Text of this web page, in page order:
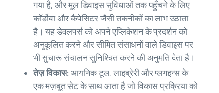
गया है, और मूल डिवाइस सुविधाओं तक पहुँचने के लिए
कॉर्डोवा और कैपेसिटर जैसी तकनीकों का लाभ उठाता
है। यह डेवलपर्स को अपने एप्लिकेशन के प्रदर्शन को
अनुकूलित करने और सीमित संसाधनों वाले डिवाइस पर
भी सुचारू संचालन सुनिश्चित करने की अनुमति देता है।
तेज़ विकास: आयनिक टूल, लाइब्रेरी और प्लगइन्स के
एक मज़बूत सेट के साथ आता है जो विकास प्रक्रिया को